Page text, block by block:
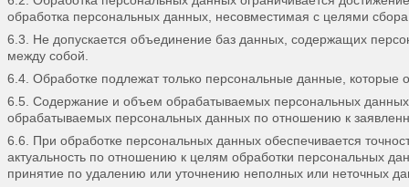
обработка персональных данных, несовместимая с целями
6.3. Не допускается объединение баз данных, содержащих
между собой.
6.4. Обработке подлежат только персональные данные, которые
6.5. Содержание и объем обрабатываемых персональных данных
обрабатываемых персональных данных по отношению к
6.6. При обработке персональных данных обеспечивается
актуальность по отношению к целям обработки персональных
принятие по удалению или уточнению неполных или неточных